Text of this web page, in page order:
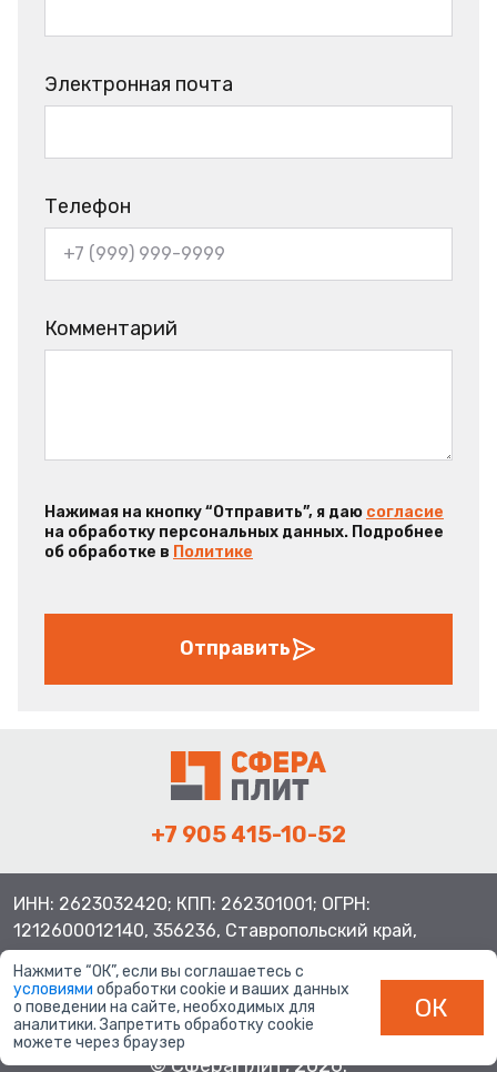
Электронная почта
Телефон
Комментарий
Нажимая на кнопку “Отправить”, я даю согласие
на обработку персональных данных. Подробнее
об обработке в Политике
Отправить
+7 905 415-10-52
ИНН: 2623032420; КПП: 262301001; ОГРН:
1212600012140, 356236, Ставропольский край,
© СфераПлит, 2026.
Нажмите “ОК”, если вы соглашаетесь с
условиями обработки cookie и ваших данных
о поведении на сайте, необходимых для
аналитики. Запретить обработку cookie
можете через браузер
ОК